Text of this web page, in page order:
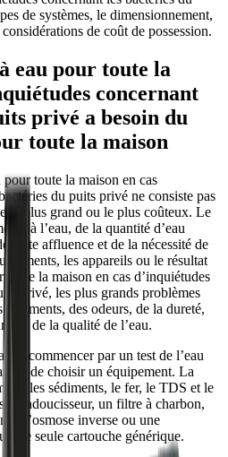
de systèmes, le dimensionnement,
de coût de possession.
eau pour toute la
concernant
privé a besoin du
toute la maison
toute la maison en cas
du puits privé ne consiste pas
le plus grand ou le plus coûteux. Le
lié à l’eau, de la quantité d’eau
forte affluence et de la nécessité de
les appareils ou le résultat
la maison en cas d’inquiétudes
privé, les plus grands problèmes
des odeurs, de la dureté,
de la qualité de l’eau.
commencer par un test de l’eau
de choisir un équipement. La
les sédiments, le fer, le TDS et le
un adoucisseur, un filtre à charbon,
d’osmose inverse ou une
seule cartouche générique.